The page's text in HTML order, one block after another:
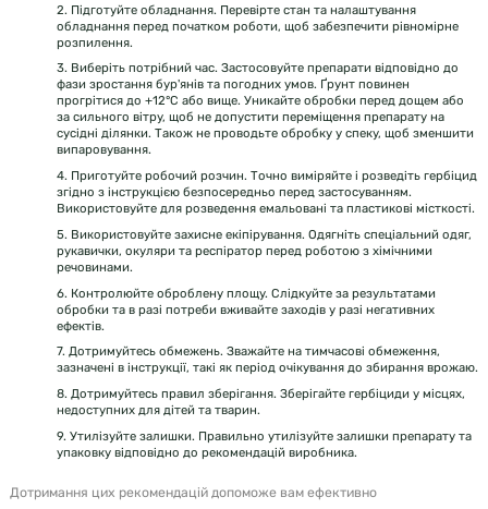
2. Підготуйте обладнання. Перевірте стан та налаштування
обладнання перед початком роботи, щоб забезпечити рівномірне
розпилення.
3. Виберіть потрібний час. Застосовуйте препарати відповідно до
фази зростання бур'янів та погодних умов. Ґрунт повинен
прогрітися до +12°C або вище. Уникайте обробки перед дощем або
за сильного вітру, щоб не допустити переміщення препарату на
сусідні ділянки. Також не проводьте обробку у спеку, щоб зменшити
випаровування.
4. Приготуйте робочий розчин. Точно виміряйте і розведіть гербіцид
згідно з інструкцією безпосередньо перед застосуванням.
Використовуйте для розведення емальовані та пластикові місткості.
5. Використовуйте захисне екіпірування. Одягніть спеціальний одяг,
рукавички, окуляри та респіратор перед роботою з хімічними
речовинами.
6. Контролюйте оброблену площу. Слідкуйте за результатами
обробки та в разі потреби вживайте заходів у разі негативних
ефектів.
7. Дотримуйтесь обмежень. Зважайте на тимчасові обмеження,
зазначені в інструкції, такі як період очікування до збирання врожаю.
8. Дотримуйтесь правил зберігання. Зберігайте гербіциди у місцях,
недоступних для дітей та тварин.
9. Утилізуйте залишки. Правильно утилізуйте залишки препарату та
упаковку відповідно до рекомендацій виробника.
Дотримання цих рекомендацій допоможе вам ефективно